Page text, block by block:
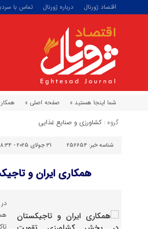
اقتصاد ژورنال درباره ژورنال تماس با
شما اینجا هستید » صفحه اصلی »
گروه :کشاورزی و صنایع غذایی
شناسه خبر: 256654 31 جولای 2025 - 18:34
همکاری ایران و